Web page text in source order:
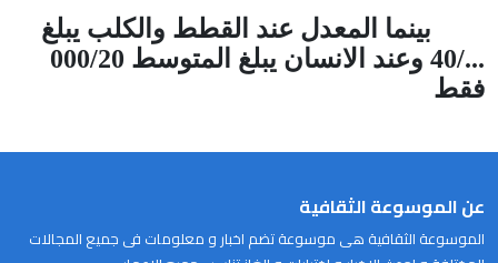
بينما المعدل عند القطط والكلب يبلغ
.../40 وعند الانسان يبلغ المتوسط 000/20
فقط
عن الموسوعة الثقافية
الموسوعة الثقافية هى موسوعة تضم اخبار و معلومات فى جميع المجالات